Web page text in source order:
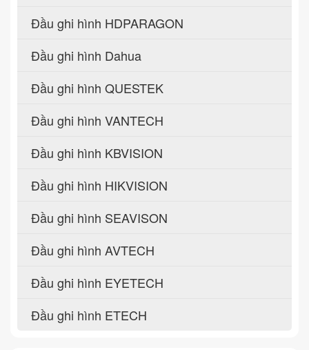
Đầu ghi hình HDPARAGON
Đầu ghi hình Dahua
Đầu ghi hình QUESTEK
Đầu ghi hình VANTECH
Đầu ghi hình KBVISION
Đầu ghi hình HIKVISION
Đầu ghi hình SEAVISON
Đầu ghi hình AVTECH
Đầu ghi hình EYETECH
Đầu ghi hình ETECH